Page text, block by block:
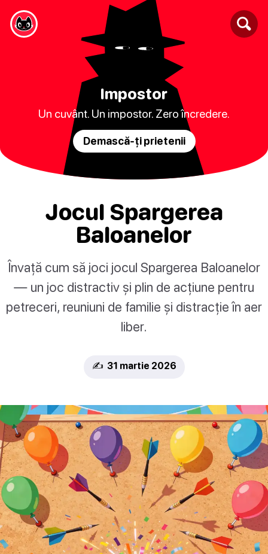
Impostor
Un cuvânt. Un impostor. Zero încredere.
Demască-ți prietenii
Jocul Spargerea
Baloanelor
Învață cum să joci jocul Spargerea Baloanelor
— un joc distractiv și plin de acțiune pentru
petreceri, reuniuni de familie și distracție în aer
liber.
✍️ 31 martie 2026